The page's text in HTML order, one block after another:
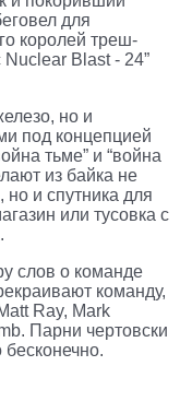
для
королей треш-
Blast - 24”
но и
под концепцией
тьме” и “война
из байка не
но и спутника для
или тусовка с
слов о команде
команду,
Ray, Mark
Парни чертовски